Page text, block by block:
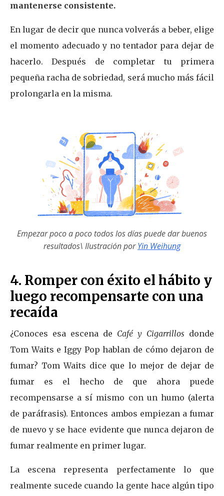
mantenerse consistente.
En lugar de decir que nunca volverás a beber, elige
el momento adecuado y no tentador para dejar de
hacerlo. Después de completar tu primera
pequeña racha de sobriedad, será mucho más fácil
prolongarla en la misma.
Empezar poco a poco todos los días puede dar buenos
resultados\ Ilustración por Yin Weihung
4. Romper con éxito el hábito y
luego recompensarte con una
recaída
¿Conoces esa escena de Café y Cigarrillos donde
Tom Waits e Iggy Pop hablan de cómo dejaron de
fumar? Tom Waits dice que lo mejor de dejar de
fumar es el hecho de que ahora puede
recompensarse a sí mismo con un humo (alerta
de paráfrasis). Entonces ambos empiezan a fumar
de nuevo y se hace evidente que nunca dejaron de
fumar realmente en primer lugar.
La escena representa perfectamente lo que
realmente sucede cuando la gente hace algún tipo